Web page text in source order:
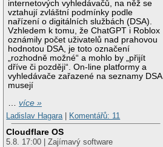
internetových vyhledávačů, na něž se
vztahují zvláštní podmínky podle
nařízení o digitálních službách (DSA).
Vzhledem k tomu, že ChatGPT i Roblox
oznámily počet uživatelů nad prahovou
hodnotou DSA, je toto označení
„rozhodně možné“ a mohlo by „přijít
dříve či později“. On-line platformy a
vyhledávače zařazené na seznamy DSA
musejí
…více »
Ladislav Hagara| Komentářů: 11
Cloudflare OS
5.8. 17:00 | Zajímavý software